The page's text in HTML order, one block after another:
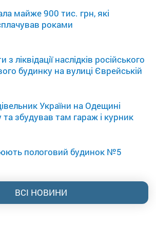
майже 900 тис. грн, які
роками
ліквідації наслідків російського
будинку на вулиці Єврейській
України на Одещині
та збудував там гараж і курник
пологовий будинок №5
ВСІ НОВИНИ